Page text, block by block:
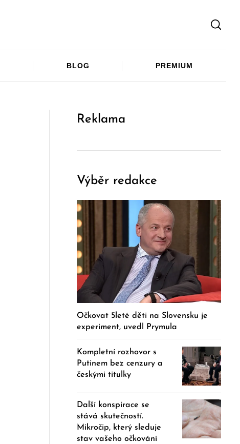
BLOG PREMIUM
Reklama
Výběr redakce
Očkovat 5leté děti na Slovensku je
experiment, uvedl Prymula
Kompletní rozhovor s
Putinem bez cenzury a
českými titulky
Další konspirace se
stává skutečností.
Mikročip, který sleduje
stav vašeho očkování